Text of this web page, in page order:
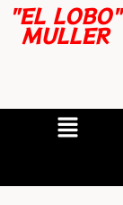
"EL LOBO"
MULLER